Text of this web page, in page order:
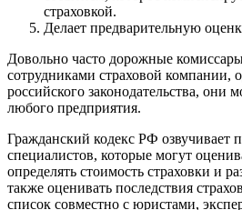
страховкой.
Делает предварительную
Довольно часто дорожные
сотрудниками страховой компании,
российского законодательства, они
любого предприятия.
Гражданский кодекс РФ озвучивает
специалистов, которые могут
определять стоимость страховки и
также оценивать последствия
список совместно с юристами,